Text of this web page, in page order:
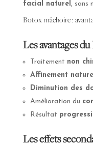
facial naturel , sans
Botox mâchoire :
Les avantages
Traitement non
Affinement
Diminution des
Amélioration du
Résultat
Les effets